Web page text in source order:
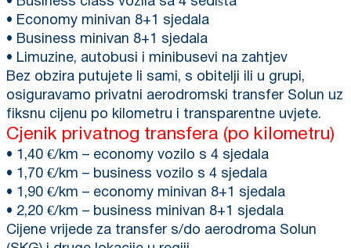
• Economy minivan 8+1 sjedala
• Business minivan 8+1 sjedala
• Limuzine, autobusi i minibusevi na zahtjev
Bez obzira putujete li sami, s obitelji ili u grupi,
osiguravamo privatni aerodromski transfer Solun uz
fiksnu cijenu po kilometru i transparentne uvjete.
Cjenik privatnog transfera (po kilometru)
• 1,40 €/km – economy vozilo s 4 sjedala
• 1,70 €/km – business vozilo s 4 sjedala
• 1,90 €/km – economy minivan 8+1 sjedala
• 2,20 €/km – business minivan 8+1 sjedala
Cijene vrijede za transfer s/do aerodroma Solun